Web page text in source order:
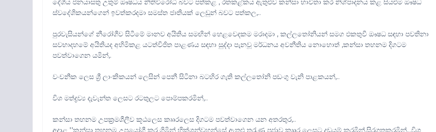
දේශීය ජනයාසතු උතුම් ඖෂධය නීතිවිරෝධී බවට පත්කළ , රතකළ්කය ඇතුළුව කන්සා භාවිතා කර නිශ්පාදනය කළ සියළුම ඖෂධ
ස්වදේශිකයන්ගෙන් ඉවත්කරදමා සමස්ත ජාතියක් ලෙඩුන් බවට පත්කල,..
පුරවැසියන්ගේ නීරෝගීව සිටීමේ මානව අයිතිය සමඟින් හෙළවෙදකම මරාදමා , කල්ලතෝනියන් සමග ඵකතුවී ඖෂධ සඳහා පවතිනා
සවභාදහමේ අයිතියද අහිමිකළ යටත්විජිත පාළණය සඳහා සුද්දා පැනවූ මර්ධනය අවනීතිය නොහොත් ,කන්සා තහනම දිගටම
පවත්වාගෙන යමින්,.
වංචනීක ලෙස ශ්‍රී ලාංකිකයන් ලෙසින් පෙනී සිටිනා බටහිර ගැති කල්ලතෝනි පඩංගු වැනි පාළකයන්,..
විශ මත්ද්‍රව්‍ය දැවැන්ත ලෙසට රටතුලට පොම්පකරමින්,..
කන්සා තහනම උපක්‍රමශීලීව කූඨලෙස කෘෘරලෙස දිගටම පවත්වාගෙන යන අතරතුර,..
අදාළ ''කන්සා තහනම උපයෝගී කර ගිමින් භික්ශුන්වහන්සේ ඇතුළු තරැණ ප්‍රජාව කෘෘර ලෙසට දඩයම් කරමින්,සිරගතකරමින්,..විශ